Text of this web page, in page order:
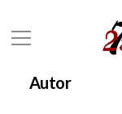
Autor